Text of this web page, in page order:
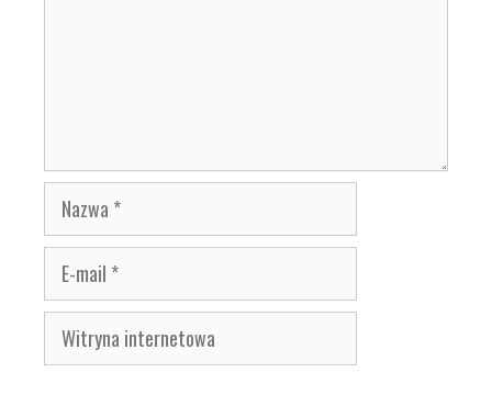
Nazwa
E-
mail
Witryna
internetowa